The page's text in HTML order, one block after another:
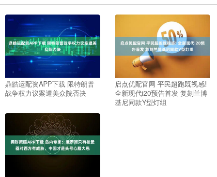
鼎皓运配资APP下载 限特朗普
战争权力议案遭美众院否决
启点优配官网 平民超跑既视感!
全新现代i20预告首发 复刻兰博
基尼同款Y型灯组